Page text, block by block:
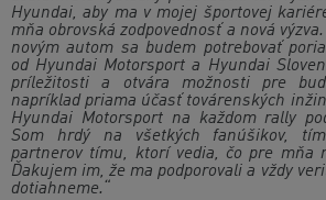
Hyundai, aby ma v mojej športovej
mňa obrovská zodpovednosť a nová
novým autom sa budem potrebovať
od Hyundai Motorsport a Hyundai
príležitosti a otvára možnosti pre
napríklad priama účasť továrenských
Hyundai Motorsport na každom rally
Som hrdý na všetkých fanúšikov,
partnerov tímu, ktorí vedia, čo pre mňa
Ďakujem im, že ma podporovali a vždy
dotiahneme.“